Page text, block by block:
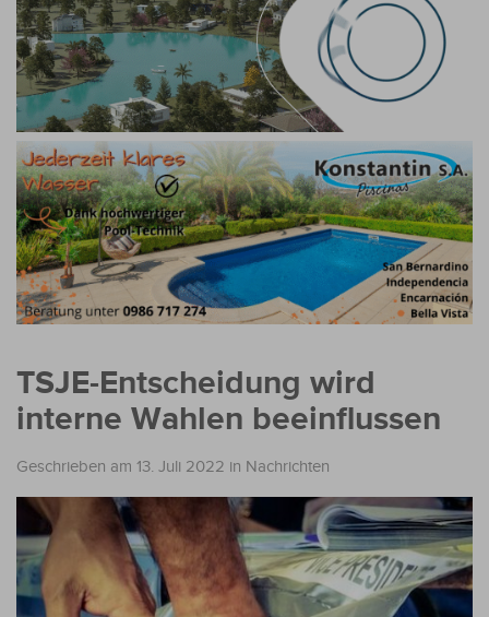
TSJE-Entscheidung wird
interne Wahlen beeinflussen
Geschrieben am 13. Juli 2022 in Nachrichten